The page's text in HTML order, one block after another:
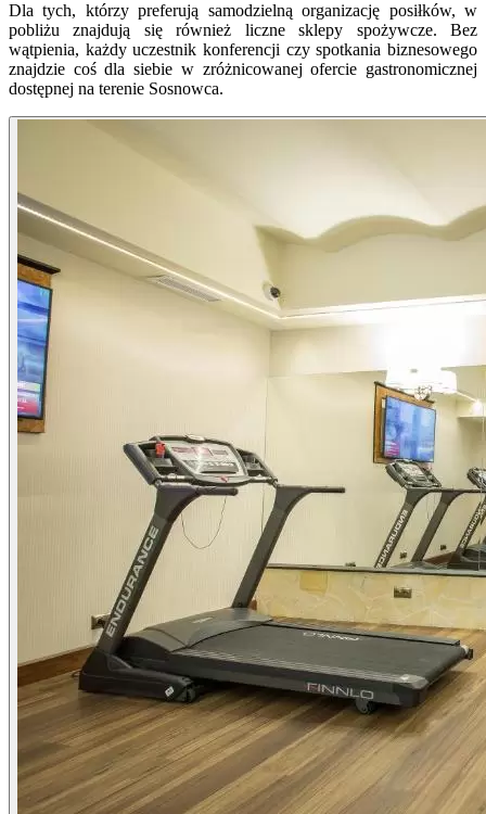
Dla tych, którzy preferują samodzielną organizację posiłków, w
pobliżu znajdują się również liczne sklepy spożywcze. Bez
wątpienia, każdy uczestnik konferencji czy spotkania biznesowego
znajdzie coś dla siebie w zróżnicowanej ofercie gastronomicznej
dostępnej na terenie Sosnowca.